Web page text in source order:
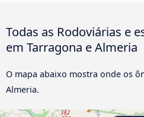
Todas as Rodoviárias e
em Tarragona e Almeria
O mapa abaixo mostra onde os
Almeria.